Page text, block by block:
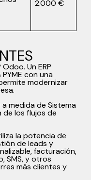
2.000 €
Un ERP
con una
modernizar
medida de Sistema
de los flujos de
la potencia de
de leads y
facturación,
SMS, y otros
más clientes y